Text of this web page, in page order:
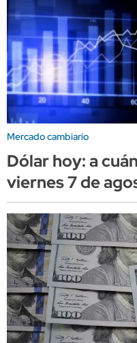
Mercado cambiario
Dólar hoy: a
viernes 7 de